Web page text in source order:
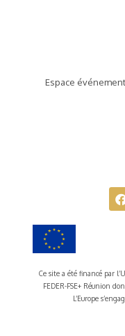
Espace
Ce site a été financé par
FEDER-FSE+ Réunion
L’Europe